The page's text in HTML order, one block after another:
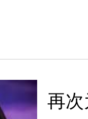
再